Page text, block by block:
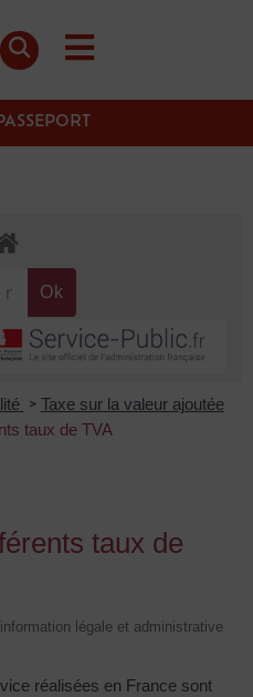
> Taxe sur la valeur ajoutée
taux de TVA
taux de
légale et administrative
réalisées en France sont